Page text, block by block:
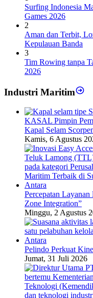
Surfing Indonesia
Games 2026
2
Aman dan Terbit,
Kepulauan Banda
3
Tim Rowing tanpa
2026
Industri Maritim
KASAL Pimpin
Kapal Selam
Kamis, 6 Agustus
Percepatan
Zone Integration”
Minggu, 2 Agustus
Pelindo Perkuat
Jumat, 31 Juli 2026